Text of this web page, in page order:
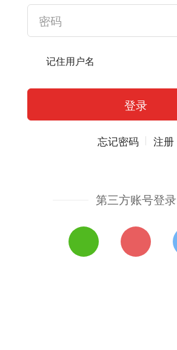
记住用户名
忘记密码 注册
第三方账号登录